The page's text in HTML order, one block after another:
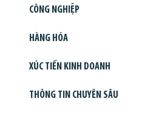
CÔNG NGHIỆP
HÀNG HÓA
XÚC TIẾN KINH DOANH
THÔNG TIN CHUYÊN SÂU